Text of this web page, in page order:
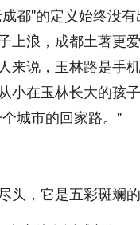
都"的定义始终没
上浪，成都土著更
来说，玉林路是手
小在玉林长大的孩
城市的回家路。"
头，它是五彩斑斓